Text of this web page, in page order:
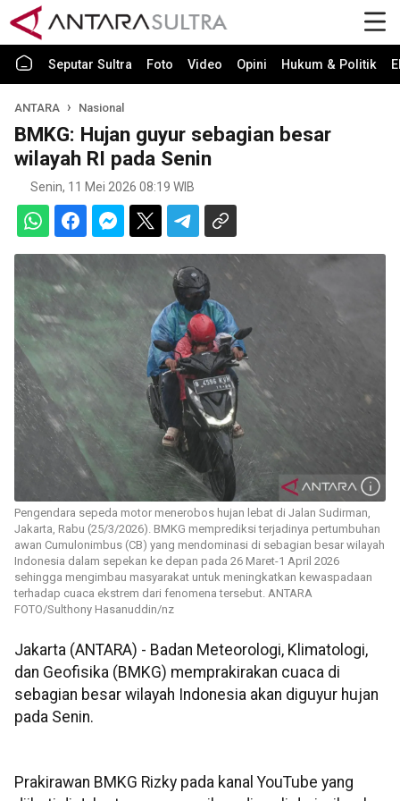
Seputar Sultra Foto Video Opini Hukum & Politik
ANTARA Nasional
BMKG: Hujan guyur sebagian besar
wilayah RI pada Senin
Senin, 11 Mei 2026 08:19 WIB
Pengendara sepeda motor menerobos hujan lebat di Jalan Sudirman,
Jakarta, Rabu (25/3/2026). BMKG memprediksi terjadinya pertumbuhan
awan Cumulonimbus (CB) yang mendominasi di sebagian besar wilayah
Indonesia dalam sepekan ke depan pada 26 Maret-1 April 2026
sehingga mengimbau masyarakat untuk meningkatkan kewaspadaan
terhadap cuaca ekstrem dari fenomena tersebut. ANTARA
FOTO/Sulthony Hasanuddin/nz
Jakarta (ANTARA) - Badan Meteorologi, Klimatologi,
dan Geofisika (BMKG) memprakirakan cuaca di
sebagian besar wilayah Indonesia akan diguyur hujan
pada Senin.
Prakirawan BMKG Rizky pada kanal YouTube yang